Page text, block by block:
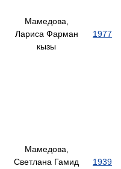
Мамедова,
Лариса Фарман
кызы
1977
Мамедова,
Светлана Гамид
1939